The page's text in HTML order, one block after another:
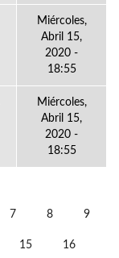
Miércoles,
Abril 15,
2020 -
18:55
Miércoles,
Abril 15,
2020 -
18:55
7 8 9
15 16